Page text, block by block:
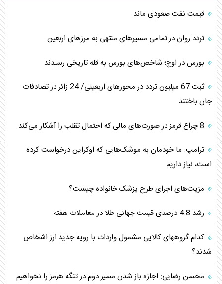
قیمت نفت صعودی ماند
تردد روان در تمامی مسیرهای منتهی به مرزهای اربعین
بورس در اوج؛ شاخص‌های بورس به قله تاریخی رسیدند
‌‌ثبت 67 میلیون تردد در محورهای اربعینی/ 24 زائر در تصادفات
جان باختند
ترامپ: ما خودمان به موشک‌هایی که اوکراین درخواست کرده
است، نیاز داریم
مزیت‌های اجرای طرح پزشک خانواده چیست؟
رشد 4.8 درصدی قیمت جهانی طلا در معاملات هفته
کدام گروههای کالایی مشمول واردات با رویه جدید ارز اشخاص
شدند؟
محسن رضایی: اجازه باز شدن مسیر دوم در تنگه هرمز را نخواهیم